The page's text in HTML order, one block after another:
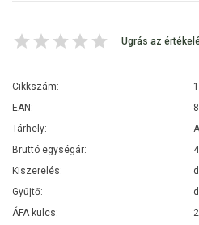
Ugrás az
Cikkszám:
EAN:
Tárhely:
Bruttó egységár:
Kiszerelés:
Gyűjtő:
ÁFA kulcs: